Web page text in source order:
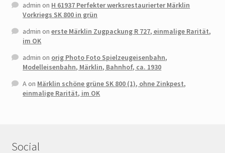
admin on H 61937 Perfekter werksrestaurierter Märklin
Vorkriegs SK 800 in grün
admin onerste Märklin Zugpackung R 727, einmalige Rarität,
im OK
admin on orig Photo Foto Spielzeugeisenbahn,
Modelleisenbahn, Märklin, Bahnhof, ca. 1930
Aon Märklin schöne grüne SK 800 (1), ohne Zinkpest,
einmalige Rarität, im OK
Social